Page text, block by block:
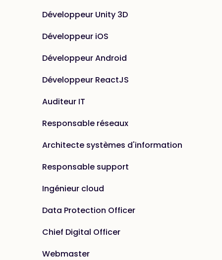
Développeur Unity 3D
Développeur iOS
Développeur Android
Développeur ReactJS
Auditeur IT
Responsable réseaux
Architecte systèmes d'information
Responsable support
Ingénieur cloud
Data Protection Officer
Chief Digital Officer
Webmaster